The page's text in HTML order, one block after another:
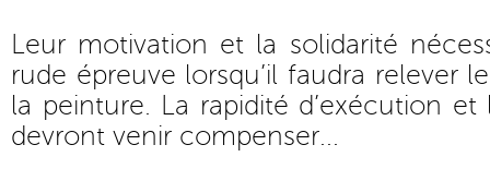
Leur motivation et la solidarité
rude épreuve lorsqu’il faudra relever
la peinture. La rapidité d’exécution et
devront venir compenser...